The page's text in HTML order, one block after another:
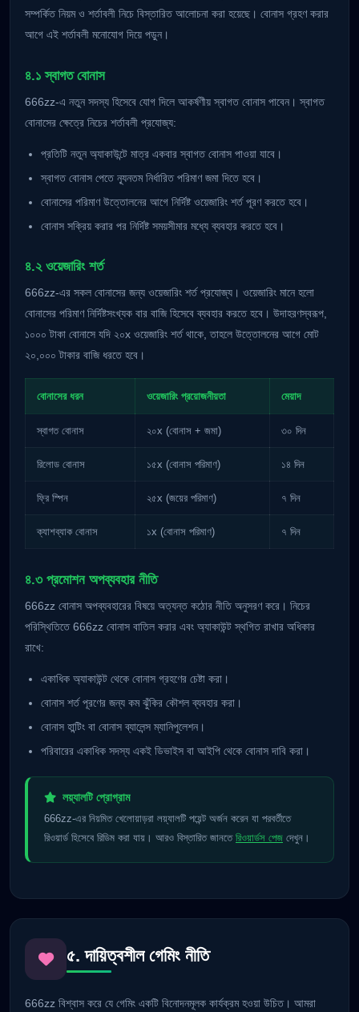
সম্পর্কিত নিয়ম ও শর্তাবলী নিচে বিস্তারিত আলোচনা করা হয়েছে। বোনাস গ্রহণ করার
আগে এই শর্তাবলী মনোযোগ দিয়ে পড়ুন।
৪.১ স্বাগত বোনাস
666zz-এ নতুন সদস্য হিসেবে যোগ দিলে আকর্ষণীয় স্বাগত বোনাস পাবেন। স্বাগত
বোনাসের ক্ষেত্রে নিচের শর্তাবলী প্রযোজ্য:
প্রতিটি নতুন অ্যাকাউন্টে মাত্র একবার স্বাগত বোনাস পাওয়া যাবে।
স্বাগত বোনাস পেতে ন্যূনতম নির্ধারিত পরিমাণ জমা দিতে হবে।
বোনাসের পরিমাণ উত্তোলনের আগে নির্দিষ্ট ওয়েজারিং শর্ত পূরণ করতে হবে।
বোনাস সক্রিয় করার পর নির্দিষ্ট সময়সীমার মধ্যে ব্যবহার করতে হবে।
৪.২ ওয়েজারিং শর্ত
666zz-এর সকল বোনাসের জন্য ওয়েজারিং শর্ত প্রযোজ্য। ওয়েজারিং মানে হলো
বোনাসের পরিমাণ নির্দিষ্টসংখ্যক বার বাজি হিসেবে ব্যবহার করতে হবে। উদাহরণস্বরূপ,
১০০০ টাকা বোনাসে যদি ২০x ওয়েজারিং শর্ত থাকে, তাহলে উত্তোলনের আগে মোট
২০,০০০ টাকার বাজি ধরতে হবে।
বোনাসের ধরন ওয়েজারিং প্রয়োজনীয়তা মেয়াদ
স্বাগত বোনাস ২০x (বোনাস + জমা) ৩০ দিন
রিলোড বোনাস ১৫x (বোনাস পরিমাণ) ১৪ দিন
ফ্রি স্পিন ২৫x (জয়ের পরিমাণ) ৭ দিন
ক্যাশব্যাক বোনাস ১x (বোনাস পরিমাণ) ৭ দিন
৪.৩ প্রমোশন অপব্যবহার নীতি
666zz বোনাস অপব্যবহারের বিষয়ে অত্যন্ত কঠোর নীতি অনুসরণ করে। নিচের
পরিস্থিতিতে 666zz বোনাস বাতিল করার এবং অ্যাকাউন্ট স্থগিত রাখার অধিকার
রাখে:
একাধিক অ্যাকাউন্ট থেকে বোনাস গ্রহণের চেষ্টা করা।
বোনাস শর্ত পূরণের জন্য কম ঝুঁকির কৌশল ব্যবহার করা।
বোনাস হান্টিং বা বোনাস ব্যালেন্স ম্যানিপুলেশন।
পরিবারের একাধিক সদস্য একই ডিভাইস বা আইপি থেকে বোনাস দাবি করা।
লয়্যালটি প্রোগ্রাম
666zz-এর নিয়মিত খেলোয়াড়রা লয়্যালটি পয়েন্ট অর্জন করেন যা পরবর্তীতে
রিওয়ার্ড হিসেবে রিডিম করা যায়। আরও বিস্তারিত জানতে রিওয়ার্ডস পেজ দেখুন।
৫. দায়িত্বশীল গেমিং নীতি
666zz বিশ্বাস করে যে গেমিং একটি বিনোদনমূলক কার্যক্রম হওয়া উচিত। আমরা